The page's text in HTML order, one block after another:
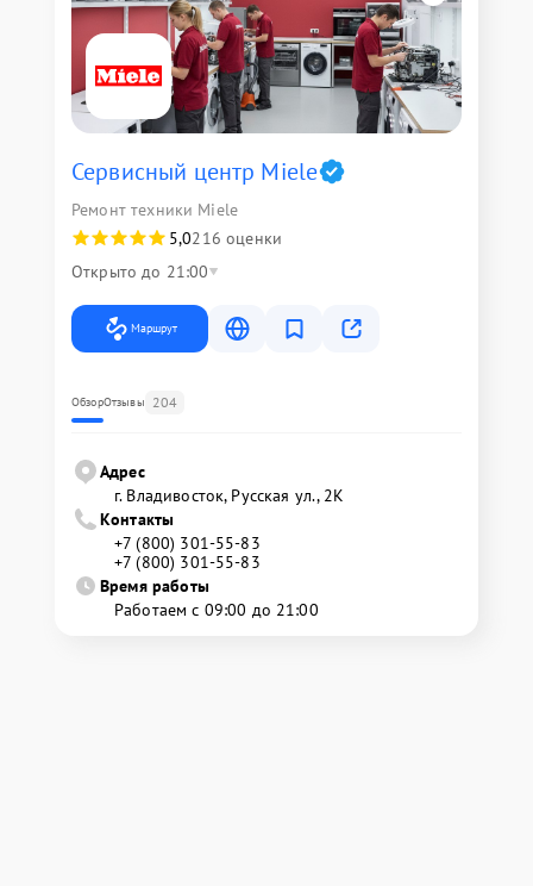
Сервисный центр Miele
Ремонт техники Miele
5,0216 оценки
Открыто до 21:00
Маршрут
ОбзорОтзывы 204
Адрес
г. Владивосток, Русская ул., 2К
Контакты
+7 (800) 301-55-83
+7 (800) 301-55-83
Время работы
Работаем с 09:00 до 21:00